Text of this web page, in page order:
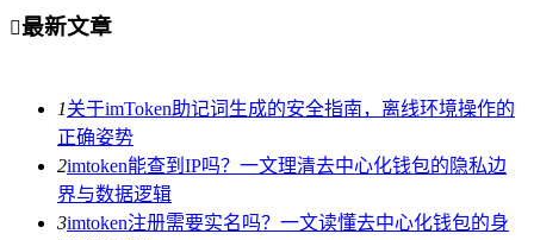
最新文章
1关于imToken助记词生成的安全指南，离线环境操作的
正确姿势
2imtoken能查到IP吗？一文理清去中心化钱包的隐私边
界与数据逻辑
3imtoken注册需要实名吗？一文读懂去中心化钱包的身